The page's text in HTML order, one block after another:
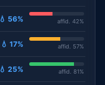
💧 56% affid. 42%
💧 17% affid. 57%
💧 25% affid. 81%